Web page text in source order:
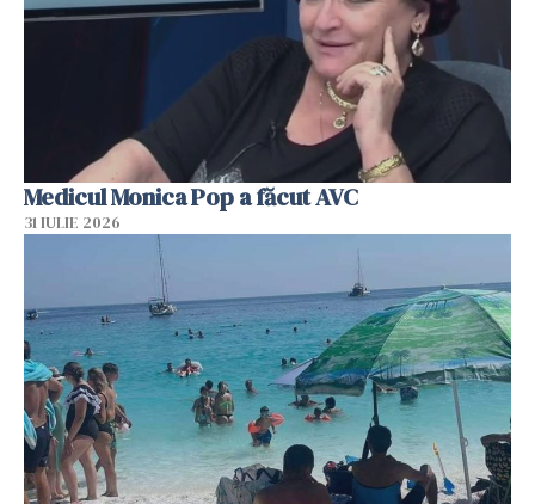
Medicul Monica Pop a făcut AVC
31 IULIE 2026